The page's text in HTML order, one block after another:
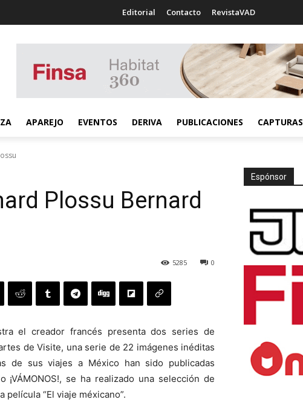
Editorial Contacto RevistaVAD
APAREJO EVENTOS DERIVA PUBLICACIONES CAPTURAS
Plossu Bernard
0
5285
el creador francés presenta dos series de
de Visite, una serie de 22 imágenes inéditas
de sus viajes a México han sido publicadas
se ha realizado una selección de
película “El viaje méxicano”.
Espónsor